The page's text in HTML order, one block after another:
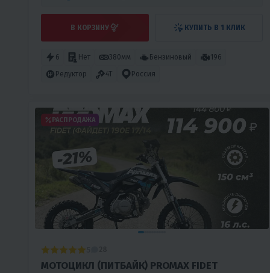
В КОРЗИНУ КУПИТЬ В 1 КЛИК
6 Нет 380мм Бензиновый
196
Редуктор
4T Россия
РАСПРОДАЖА
МОТОЦИКЛ (ПИТБАЙК) PROMAX FIDET